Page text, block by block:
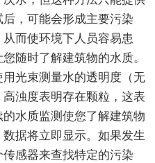
，可能会形成主要污染
而使环境下人员容易患
随时了解建筑物的水质。
光束测量水的透明度（无
浊度表明存在颗粒，这表
水质监测使您了解建筑物
据将立即显示。如果发生
感器来查找特定的污染